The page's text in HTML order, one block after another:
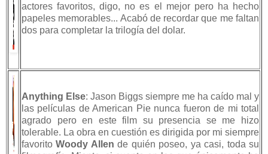
actores favoritos, digo, no es el mejor pero ha hecho
papeles memorables... Acabó de recordar que me faltan
dos para completar la trilogía del dolar.
Anything Else: Jason Biggs siempre me ha caído mal y
las películas de American Pie nunca fueron de mi total
agrado pero en este film su presencia se me hizo
tolerable. La obra en cuestión es dirigida por mi siempre
favoritoWoody Allen de quién poseo, ya casi, toda su